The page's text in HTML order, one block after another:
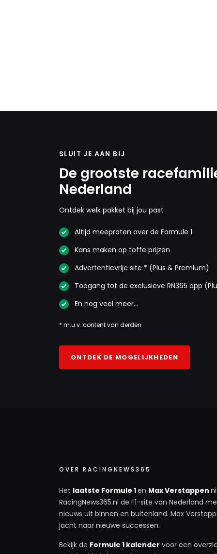
SLUIT JE AAN BIJ
De grootste
Nederland
Ontdek welk pakket bij jou past
Altijd meepraten over de Formule 1
Kans maken op toffe prijzen
Advertentievrije site * (Plus & Premium)
Toegang tot de exclusieve RN365 app
En nog veel meer…
* m.u.v. content van derden
ONTDEK DE MOGELIJKHEDEN
OVER RACINGNEWS365
Het laatste Formule 1en Max Verstappen
RacingNews365.nl de F1-site van Nederland
nieuws uit binnen en buitenland. Max
jacht naar nieuwe successen.
Bekijk de Formule 1 kalender voor een